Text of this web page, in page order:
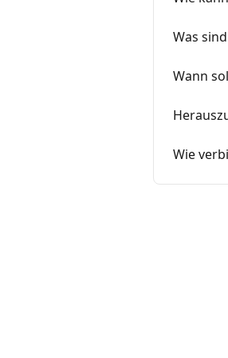
Was
Wann
Wie